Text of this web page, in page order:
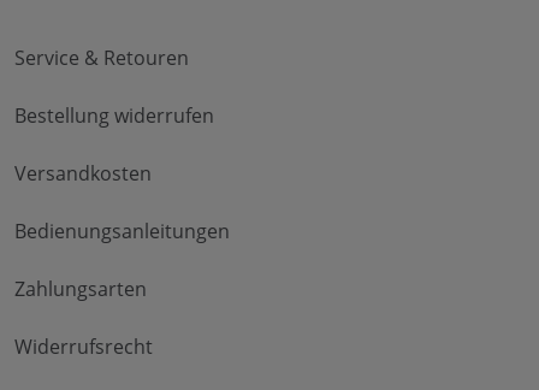
Service & Retouren
Bestellung widerrufen
Versandkosten
Bedienungsanleitungen
Zahlungsarten
Widerrufsrecht